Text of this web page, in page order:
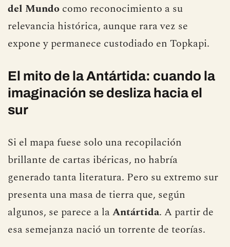
del Mundo como reconocimiento a su
relevancia histórica, aunque rara vez se
expone y permanece custodiado en Topkapi.
El mito de la Antártida: cuando la
imaginación se desliza hacia el
sur
Si el mapa fuese solo una recopilación
brillante de cartas ibéricas, no habría
generado tanta literatura. Pero su extremo sur
presenta una masa de tierra que, según
algunos, se parece a laAntártida. A partir de
esa semejanza nació un torrente de teorías.